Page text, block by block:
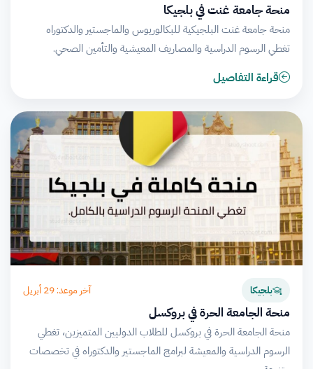
منحة جامعة غنت في بلجيكا
منحة جامعة غنت البلجيكية للبكالوريوس والماجستير والدكتوراه
تغطي الرسوم الدراسية والمصاريف المعيشية والتأمين الصحي.
قراءة التفاصيل
بلجيكا آخر موعد: 29 أبريل
منحة الجامعة الحرة في بروكسل
منحة الجامعة الحرة في بروكسل للطلاب الدوليين المتميزين، تغطي
الرسوم الدراسية والمعيشة لبرامج الماجستير والدكتوراه في تخصصات